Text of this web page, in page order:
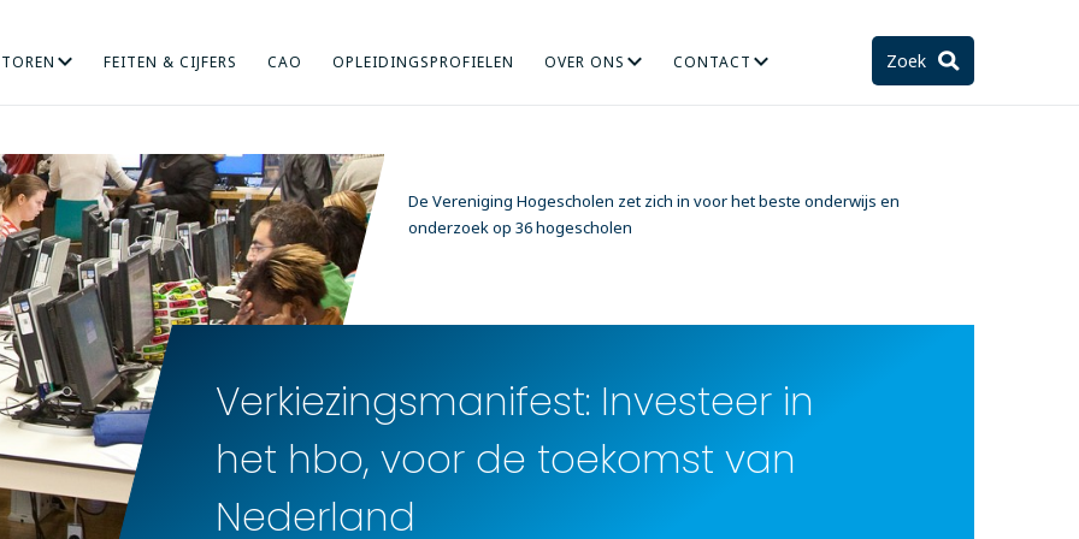
ONDERZOEK INTERNATIONALISERING MENS EN ORGANISATIE STELSEL EN TOEKOMST
HOGERE SOCIALE STUDIES KUNST ONDERWIJS
FEITEN & CIJFERS CAO OPLEIDINGSPROFIELEN OVER ONS CONTACT Zoek
De Vereniging Hogescholen zet zich in voor het beste onderwijs en
onderzoek op 36 hogescholen
Verkiezingsmanifest: Investeer in
het hbo, voor de toekomst van
Nederland